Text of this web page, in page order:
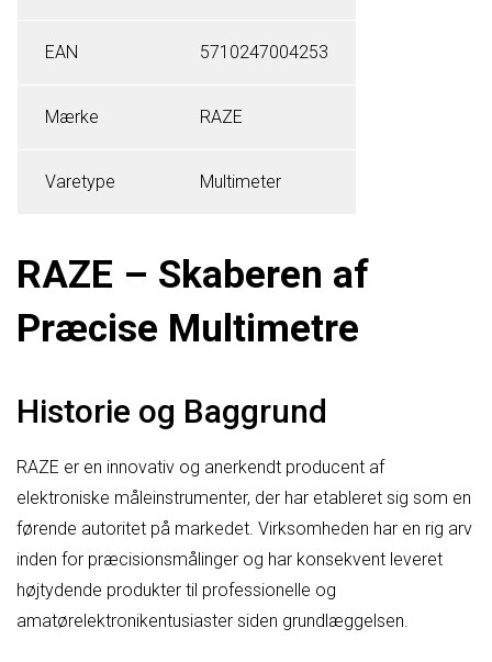
EAN 5710247004253
Mærke RAZE
Varetype Multimeter
RAZE – Skaberen af
Præcise Multimetre
Historie og Baggrund
RAZE er en innovativ og anerkendt producent af
elektroniske måleinstrumenter, der har etableret sig som en
førende autoritet på markedet. Virksomheden har en rig arv
inden for præcisionsmålinger og har konsekvent leveret
højtydende produkter til professionelle og
amatørelektronikentusiaster siden grundlæggelsen.